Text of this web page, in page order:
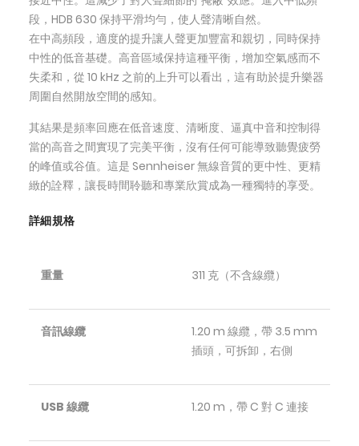
段，HDB 630 保持平滑均勻，使人聲清晰自然。
在中高頻段，適度的提升讓人聲更加豐富和親切，同時保持
中性的低音基礎。高音區域保持這種平衡，增加空氣感而不
失柔和，從 10 kHz 之前的上升可以看出，這有助於提升樂器
周圍自然開放空間的感知。
其結果是頻率回應在低音速度、清晰度、逼真中音和控制得
當的高音之間實現了完美平衡，沒有任何可能導致聽覺疲勞
的峰值或谷值。這是 Sennheiser 無線音質的更中性、更精
緻的詮釋，讓長時間聆聽和專業欣賞成為一種獨特的享受。
詳細規格
重量 311 克（不含線纜）
音訊線纜
1.20 m 線纜，帶 3.5 mm
插頭，可拆卸，右側
USB 線纜 1.20 m，帶 C 對 C 連接